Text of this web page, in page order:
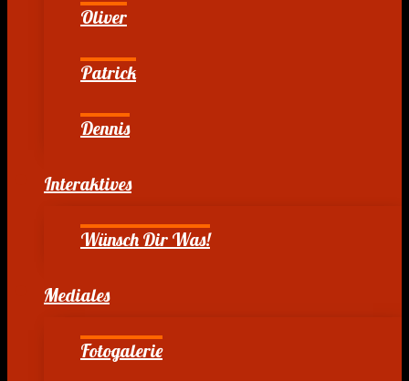
Oliver
Patrick
Dennis
Interaktives
Wünsch Dir Was!
Mediales
Fotogalerie